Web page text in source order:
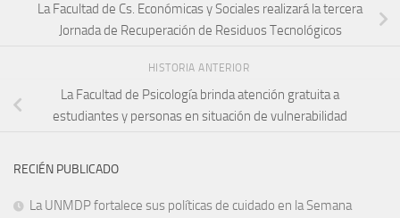
La Facultad de Cs. Económicas y Sociales realizará la tercera
Jornada de Recuperación de Residuos Tecnológicos
HISTORIA ANTERIOR
La Facultad de Psicología brinda atención gratuita a
estudiantes y personas en situación de vulnerabilidad
RECIÉN PUBLICADO
La UNMDP fortalece sus políticas de cuidado en la Semana